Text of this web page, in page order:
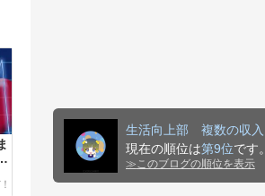
現在の順位は第9位です。
≫ このブログの順位を表示